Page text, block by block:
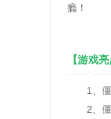
瘾！
【游戏亮
1、僵
2、僵